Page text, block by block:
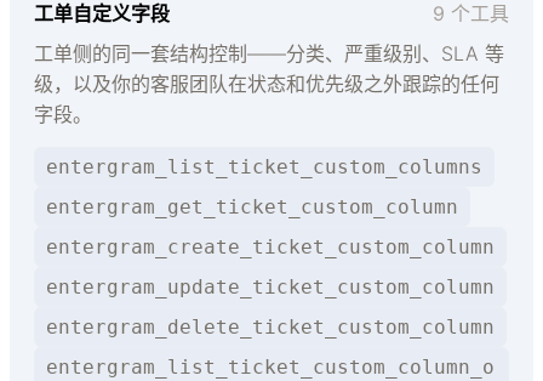
工单自定义字段
9 个工具
工单侧的同一套结构控制——分类、严重级别、SLA 等
级，以及你的客服团队在状态和优先级之外跟踪的任何
字段。
entergram_list_ticket_custom_columns
entergram_get_ticket_custom_column
entergram_create_ticket_custom_column
entergram_update_ticket_custom_column
entergram_delete_ticket_custom_column
entergram_list_ticket_custom_column_o